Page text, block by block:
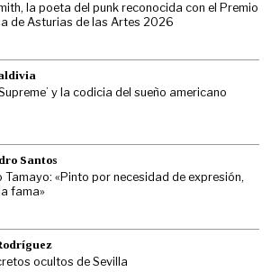
la poeta del punk reconocida con el Premio
de Asturias de las Artes 2026
y la codicia del sueño americano
Santos
Tamayo: «Pinto por necesidad de expresión,
fama»
ocultos de Sevilla